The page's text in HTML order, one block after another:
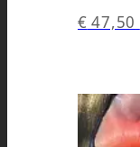
€ 47,50